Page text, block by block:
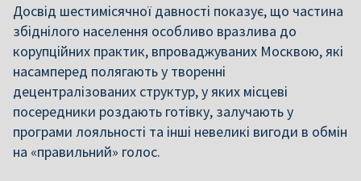
Досвід шестимісячної давності показує, що частина
збіднілого населення особливо вразлива до
корупційних практик, впроваджуваних Москвою, які
насамперед полягають у творенні
децентралізованих структур, у яких місцеві
посередники роздають готівку, залучають у
програми лояльності та інші невеликі вигоди в обмін
на «правильний» голос.